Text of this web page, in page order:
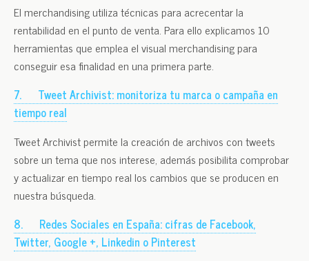
El merchandising utiliza técnicas para acrecentar la
rentabilidad en el punto de venta. Para ello explicamos 10
herramientas que emplea el visual merchandising para
conseguir esa finalidad en una primera parte.
7. Tweet Archivist: monitoriza tu marca o campaña en
tiempo real
Tweet Archivist permite la creación de archivos con tweets
sobre un tema que nos interese, además posibilita comprobar
y actualizar en tiempo real los cambios que se producen en
nuestra búsqueda.
8. Redes Sociales en España: cifras de Facebook,
Twitter, Google +, Linkedin o Pinterest